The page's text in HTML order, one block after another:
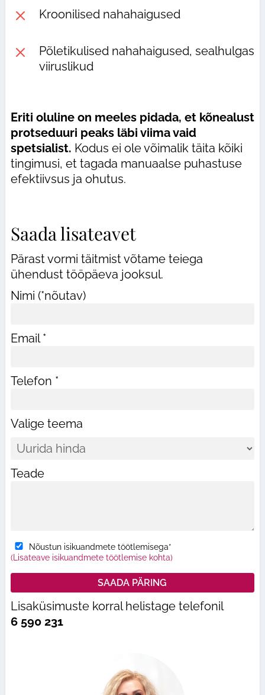
M Kroonilised nahahaigused
M
Põletikulised nahahaigused, sealhulgas
viiruslikud
Eriti oluline on meeles pidada, et kõnealust
protseduuri peaks läbi viima vaid
spetsialist. Kodus ei ole võimalik täita kõiki
tingimusi, et tagada manuaalse puhastuse
efektiivsus ja ohutus.
Saada lisateavet
Pärast vormi täitmist võtame teiega
ühendust tööpäeva jooksul.
Nimi (*nõutav)
Email *
Telefon *
Valige teema
Teade
Nõustun isikuandmete töötlemisega*
(Lisateave isikuandmete töötlemise kohta)
Lisaküsimuste korral helistage telefonil
6 590 231